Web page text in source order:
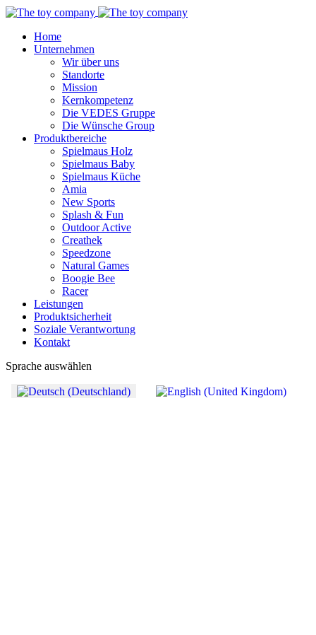
Home
Unternehmen
Wir über uns
Standorte
Mission
Kernkompetenz
Die VEDES Gruppe
Die Wünsche Group
Produktbereiche
Spielmaus Holz
Spielmaus Baby
Spielmaus Küche
Amia
New Sports
Splash & Fun
Outdoor Active
Creathek
Speedzone
Natural Games
Boogie Bee
Racer
Leistungen
Produktsicherheit
Soziale Verantwortung
Kontakt
Sprache auswählen